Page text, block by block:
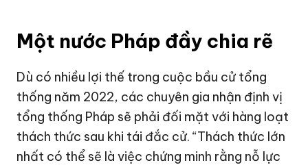
Một nước Pháp đầy chia rẽ
Dù có nhiều lợi thế trong cuộc bầu cử tổng
thống năm 2022, các chuyên gia nhận định vị
tổng thống Pháp sẽ phải đối mặt với hàng loạt
thách thức sau khi tái đắc cử. “Thách thức lớn
nhất có thể sẽ là việc chứng minh rằng nỗ lực